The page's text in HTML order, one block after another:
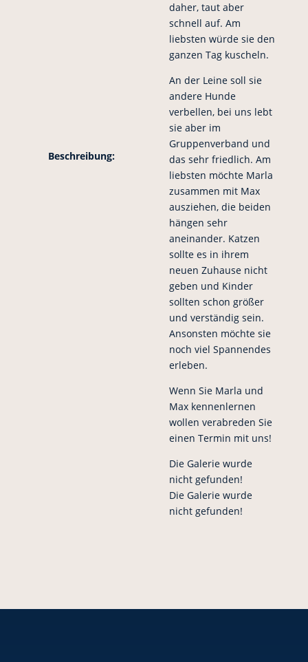
Beschreibung:
daher, taut aber
schnell auf. Am
liebsten würde sie den
ganzen Tag kuscheln.
An der Leine soll sie
andere Hunde
verbellen, bei uns lebt
sie aber im
Gruppenverband und
das sehr friedlich. Am
liebsten möchte Marla
zusammen mit Max
ausziehen, die beiden
hängen sehr
aneinander. Katzen
sollte es in ihrem
neuen Zuhause nicht
geben und Kinder
sollten schon größer
und verständig sein.
Ansonsten möchte sie
noch viel Spannendes
erleben.
Wenn Sie Marla und
Max kennenlernen
wollen verabreden Sie
einen Termin mit uns!
Die Galerie wurde
nicht gefunden!
Die Galerie wurde
nicht gefunden!